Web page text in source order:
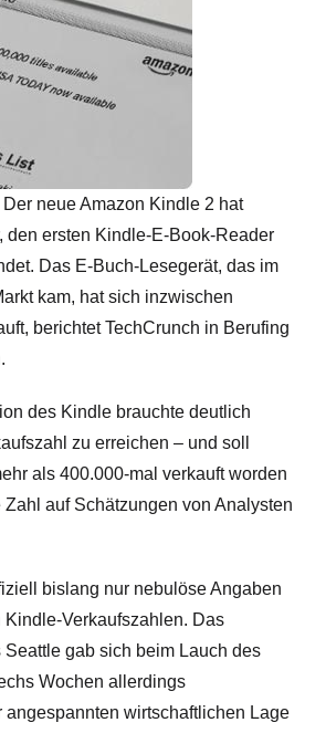
neue Amazon Kindle 2 hat
den ersten Kindle-E-Book-Reader
Das E-Buch-Lesegerät, das im
kam, hat sich inzwischen
, berichtet TechCrunch in Berufing
des Kindle brauchte deutlich
zu erreichen – und soll
als 400.000-mal verkauft worden
auf Schätzungen von Analysten
bislang nur nebulöse Angaben
Verkaufszahlen. Das
Seattle gab sich beim Lauch des
Wochen allerdings
angespannten wirtschaftlichen Lage